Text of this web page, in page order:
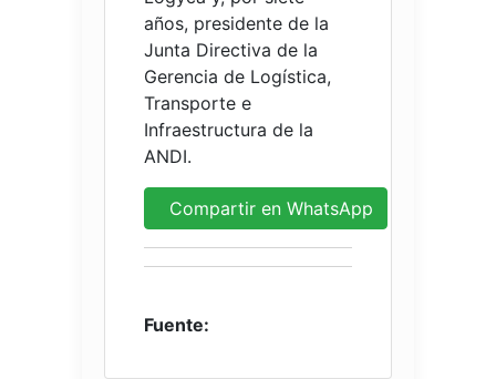
años, presidente de la
Junta Directiva de la
Gerencia de Logística,
Transporte e
Infraestructura de la
ANDI.
Compartir en WhatsApp
Fuente: